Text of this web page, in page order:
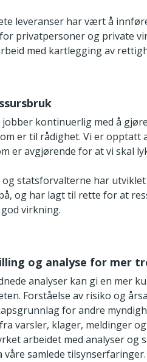
leveranser har vært å
privatpersoner og private
med kartlegging av
jobber kontinuerlig med å
er til rådighet. Vi er
er avgjørende for at vi skal
og statsforvalterne har
og har lagt til rette for at
virkning.
og analyse for mer
analyser kan gi en mer
Forståelse av risiko og
for andre
varsler, klager, meldinger
arbeidet med analyser og
våre samlede tilsynserfaringer.